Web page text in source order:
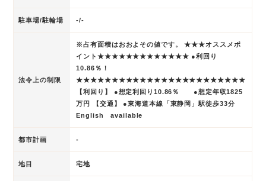
駐車場/駐輪場 -/-
法令上の制限
※占有面積はおおよその値です。 ★★★オススメポ
イント★★★★★★★★★★★★★ ●利回り
10.86％！
★★★★★★★★★★★★★★★★★★★★★★★★
【利回り】 ●想定利回り10.86％ ●想定年収1825
万円 【交通】 ●東海道本線「東静岡」駅徒歩33分
English available
都市計画 -
地目 宅地